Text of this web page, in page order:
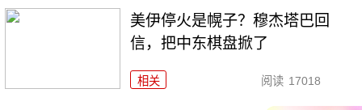
美伊停火是幌子？穆杰塔巴回
信，把中东棋盘掀了
相关 阅读 17018